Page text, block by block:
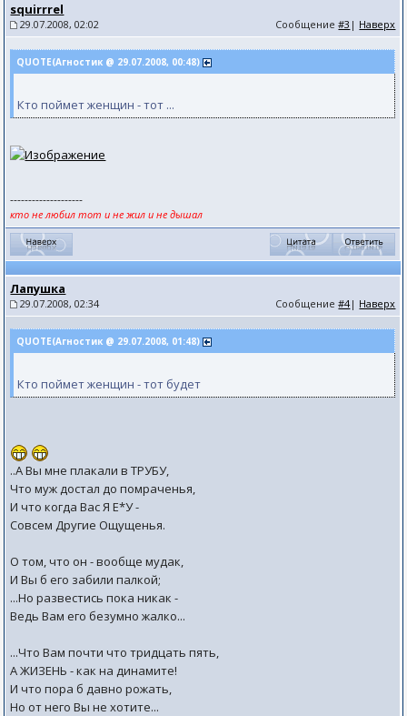
squirrrel
29.07.2008, 02:02 Сообщение#3 | Наверх
QUOTE(Агностик @ 29.07.2008, 00:48)
Кто поймет женщин - тот ...
--------------------
кто не любил тот и не жил и не дышал
Лапушка
29.07.2008, 02:34 Сообщение#4| Наверх
QUOTE(Агностик @ 29.07.2008, 01:48)
Кто поймет женщин - тот будет
..А Вы мне плакали в ТРУБУ,
Что муж достал до помраченья,
И что когда Вас Я Е*У -
Совсем Другие Ощущенья.
О том, что он - вообще мудак,
И Вы б его забили палкой;
...Но развестись пока никак -
Ведь Вам его безумно жалко...
...Что Вам почти что тридцать пять,
А ЖИЗЕНЬ - как на динамите!
И что пора б давно рожать,
Но от него Вы не хотите...